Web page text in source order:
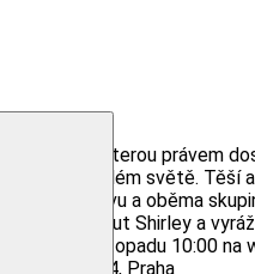
train, za kterou právem
po celém světě.
skryté v názvu a oběma
Slowly But Shirley a
pátku 8. listopadu 10:00 na
242/14, Praha